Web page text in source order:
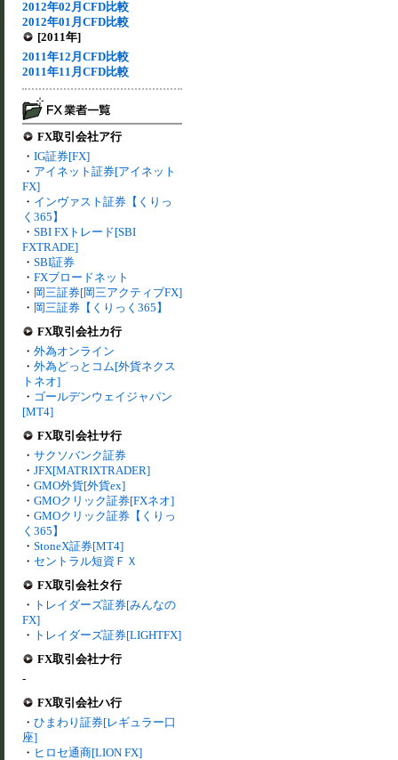
2012年02月CFD比較
2012年01月CFD比較
[2011年]
2011年12月CFD比較
2011年11月CFD比較
FX取引会社ア行
・ IG証券[FX]
・ アイネット証券[アイネット
FX]
・ インヴァスト証券【くりっ
く365】
・ SBI FXトレード[SBI
FXTRADE]
・ SBI証券
・ FXブロードネット
・ 岡三証券[岡三アクティブFX]
・ 岡三証券【くりっく365】
FX取引会社カ行
・ 外為オンライン
・ 外為どっとコム[外貨ネクス
トネオ]
・ ゴールデンウェイジャパン
[MT4]
FX取引会社サ行
・ サクソバンク証券
・ JFX[MATRIXTRADER]
・ GMO外貨[外貨ex]
・ GMOクリック証券[FXネオ]
・ GMOクリック証券【くりっ
く365】
・ StoneX証券[MT4]
・ セントラル短資ＦＸ
FX取引会社タ行
・ トレイダーズ証券[みんなの
FX]
・ トレイダーズ証券[LIGHTFX]
FX取引会社ナ行
-
FX取引会社ハ行
・ ひまわり証券[レギュラー口
座]
・ ヒロセ通商[LION FX]